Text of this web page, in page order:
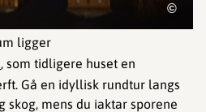
©
ligger
, som tidligere huset en
Gå en idyllisk rundtur langs
skog, mens du iaktar sporene